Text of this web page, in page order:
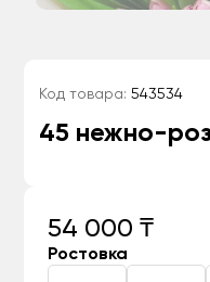
Код товара: 543534
45 нежно-
54 000 ₸
Ростовка